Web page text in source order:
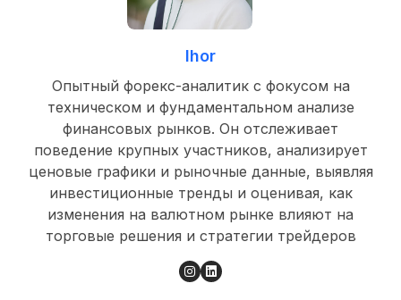
Ihor
Опытный форекс-аналитик с фокусом на
техническом и фундаментальном анализе
финансовых рынков. Он отслеживает
поведение крупных участников, анализирует
ценовые графики и рыночные данные, выявляя
инвестиционные тренды и оценивая, как
изменения на валютном рынке влияют на
торговые решения и стратегии трейдеров